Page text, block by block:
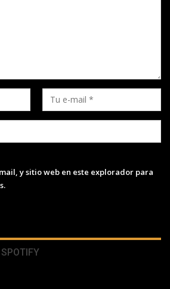
y sitio web en este explorador para